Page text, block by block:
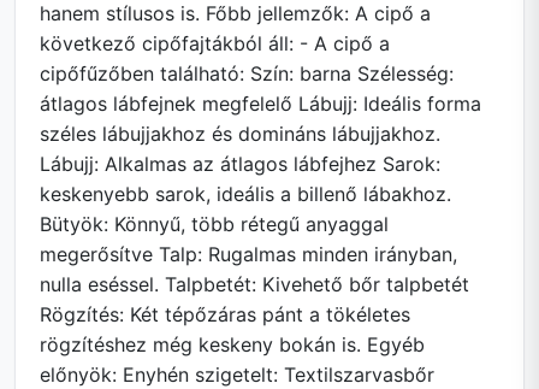
hanem stílusos is. Főbb jellemzők: A cipő a
következő cipőfajtákból áll: - A cipő a
cipőfűzőben található: Szín: barna Szélesség:
átlagos lábfejnek megfelelő Lábujj: Ideális forma
széles lábujjakhoz és domináns lábujjakhoz.
Lábujj: Alkalmas az átlagos lábfejhez Sarok:
keskenyebb sarok, ideális a billenő lábakhoz.
Bütyök: Könnyű, több rétegű anyaggal
megerősítve Talp: Rugalmas minden irányban,
nulla eséssel. Talpbetét: Kivehető bőr talpbetét
Rögzítés: Két tépőzáras pánt a tökéletes
rögzítéshez még keskeny bokán is. Egyéb
előnyök: Enyhén szigetelt: Textilszarvasbőr